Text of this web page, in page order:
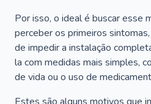
Por isso, o ideal é buscar esse
perceber os primeiros
de impedir a instalação
la com medidas mais simples,
de vida ou o uso de